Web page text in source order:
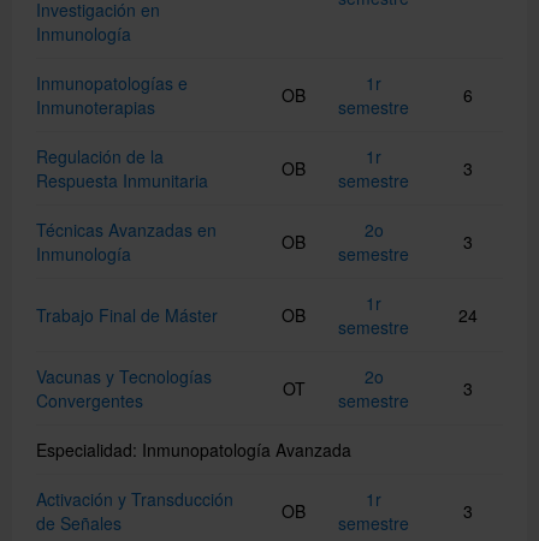
Investigación en
Inmunología
Inmunopatologías e
Inmunoterapias
OB
1r
semestre
6
Regulación de la
Respuesta Inmunitaria
OB
1r
semestre
3
Técnicas Avanzadas en
Inmunología
OB
2o
semestre
3
Trabajo Final de Máster OB
1r
semestre
24
Vacunas y Tecnologías
Convergentes
OT
2o
semestre
3
Especialidad: Inmunopatología Avanzada
Activación y Transducción
de Señales
OB
1r
semestre
3